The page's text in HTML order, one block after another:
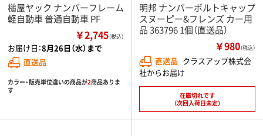
槌屋ヤック ナンバーフレーム
軽自動車 普通自動車 PF
￥2,745（税込）
お届け日：8月26日（水）まで
直送品
カラー・販売単位違いの商品が2商品ありま
す
明邦 ナンバーボルトキャップ
スヌーピー&フレンズ カー用
品 363796 1個（直送品）
￥980（税込）
直送品 クラスアップ株式会
社からお届け
在庫切れです
（次回入荷日未定）